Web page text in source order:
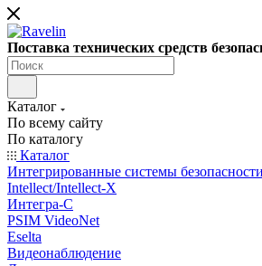
Поставка технических средств
Каталог
По всему сайту
По каталогу
Каталог
Интегрированные системы безопасности
Intellect/Intellect-X
Интегра-С
PSIM VideoNet
Eselta
Видеонаблюдение